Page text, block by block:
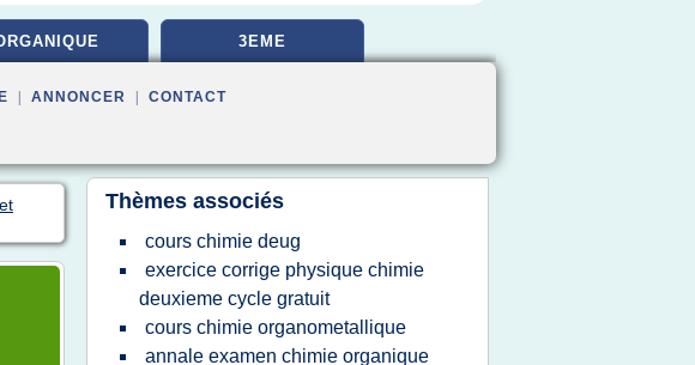
3EME
ANNONCER CONTACT
Thèmes associés
cours chimie deug
exercice corrige physique chimie
deuxieme cycle gratuit
cours chimie organometallique
annale examen chimie organique